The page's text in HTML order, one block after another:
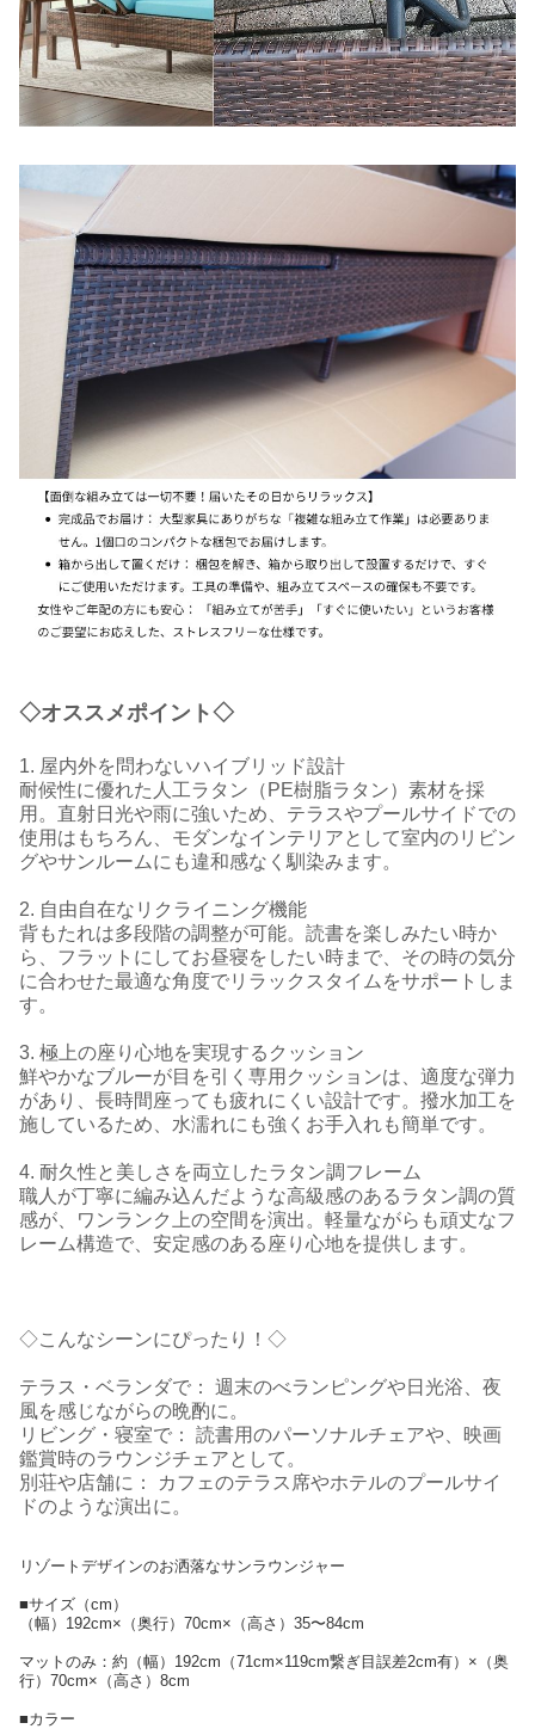
◇オススメポイント◇
1. 屋内外を問わないハイブリッド設計
耐候性に優れた人工ラタン（PE樹脂ラタン）素材を採
用。直射日光や雨に強いため、テラスやプールサイドでの
使用はもちろん、モダンなインテリアとして室内のリビン
グやサンルームにも違和感なく馴染みます。
2. 自由自在なリクライニング機能
背もたれは多段階の調整が可能。読書を楽しみたい時か
ら、フラットにしてお昼寝をしたい時まで、その時の気分
に合わせた最適な角度でリラックスタイムをサポートしま
す。
3. 極上の座り心地を実現するクッション
鮮やかなブルーが目を引く専用クッションは、適度な弾力
があり、長時間座っても疲れにくい設計です。撥水加工を
施しているため、水濡れにも強くお手入れも簡単です。
4. 耐久性と美しさを両立したラタン調フレーム
職人が丁寧に編み込んだような高級感のあるラタン調の質
感が、ワンランク上の空間を演出。軽量ながらも頑丈なフ
レーム構造で、安定感のある座り心地を提供します。
◇こんなシーンにぴったり！◇
テラス・ベランダで： 週末のべランピングや日光浴、夜
風を感じながらの晩酌に。
リビング・寝室で： 読書用のパーソナルチェアや、映画
鑑賞時のラウンジチェアとして。
別荘や店舗に： カフェのテラス席やホテルのプールサイ
ドのような演出に。
リゾートデザインのお洒落なサンラウンジャー
■サイズ（cm）
（幅）192cm×（奥行）70cm×（高さ）35〜84cm
マットのみ：約（幅）192cm（71cm×119cm繋ぎ目誤差2cm有）×（奥
行）70cm×（高さ）8cm
■カラー